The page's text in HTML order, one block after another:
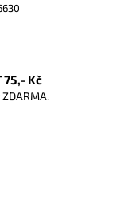
75,- Kč